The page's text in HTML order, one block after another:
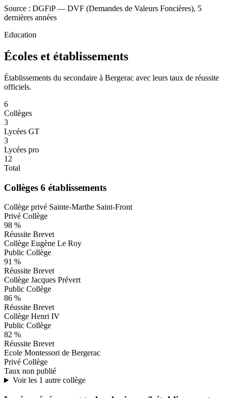
Source : DGFiP — DVF (Demandes de Valeurs Foncières), 5
dernières années
Education
Écoles et établissements
Établissements du secondaire à Bergerac avec leurs taux de réussite
officiels.
6
Collèges
3
Lycées GT
3
Lycées pro
12
Total
Collèges 6 établissements
Collège privé Sainte-Marthe Saint-Front
Privé Collège
98 %
Réussite Brevet
Collège Eugène Le Roy
Public Collège
91 %
Réussite Brevet
Collège Jacques Prévert
Public Collège
86 %
Réussite Brevet
Collège Henri IV
Public Collège
82 %
Réussite Brevet
Ecole Montessori de Bergerac
Privé Collège
Taux non publié
Voir les 1 autre collège